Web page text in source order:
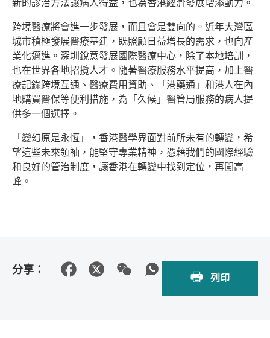
新的診治方法讓病人得益，也為香港經濟發展增添動力。
跨境醫療將會進一步發展，而且會是雙向的。近年大灣區
城市積極發展醫療基建，既照顧日益增長的需求，也向產
業化邁進。深圳銳意發展國際醫療中心，除了本地培訓，
也在世界各地招攬人才。隨著醫療服務水平提高，加上醫
療記錄跨境互通、醫療費用資助、「港藥通」和港人在內
地購買醫保等便利措施，為「久候」醫管局服務的病人提
供多一個選擇。
「變幻原是永恆」，香港醫學界面對前所未有的轉變，希
望這些未來領袖，能堅守專業精神，憑藉我們的國際經驗
和良好的管治制度，讓香港在轉變中找到定位，再闖高
峰。
分享：
列印